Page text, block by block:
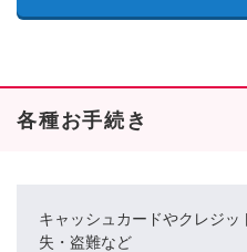
各種お手続き
キャッシュカードやクレジ
失・盗難など